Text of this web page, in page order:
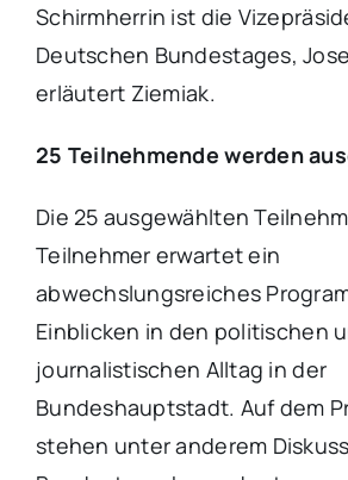
Schirmherrin ist die
Deutschen Bundestages,
erläutert Ziemiak.
25 Teilnehmende werden
Die 25 ausgewählten
Teilnehmer erwartet ein
abwechslungsreiches
Einblicken in den politischen
journalistischen Alltag in der
Bundeshauptstadt. Auf dem
stehen unter anderem